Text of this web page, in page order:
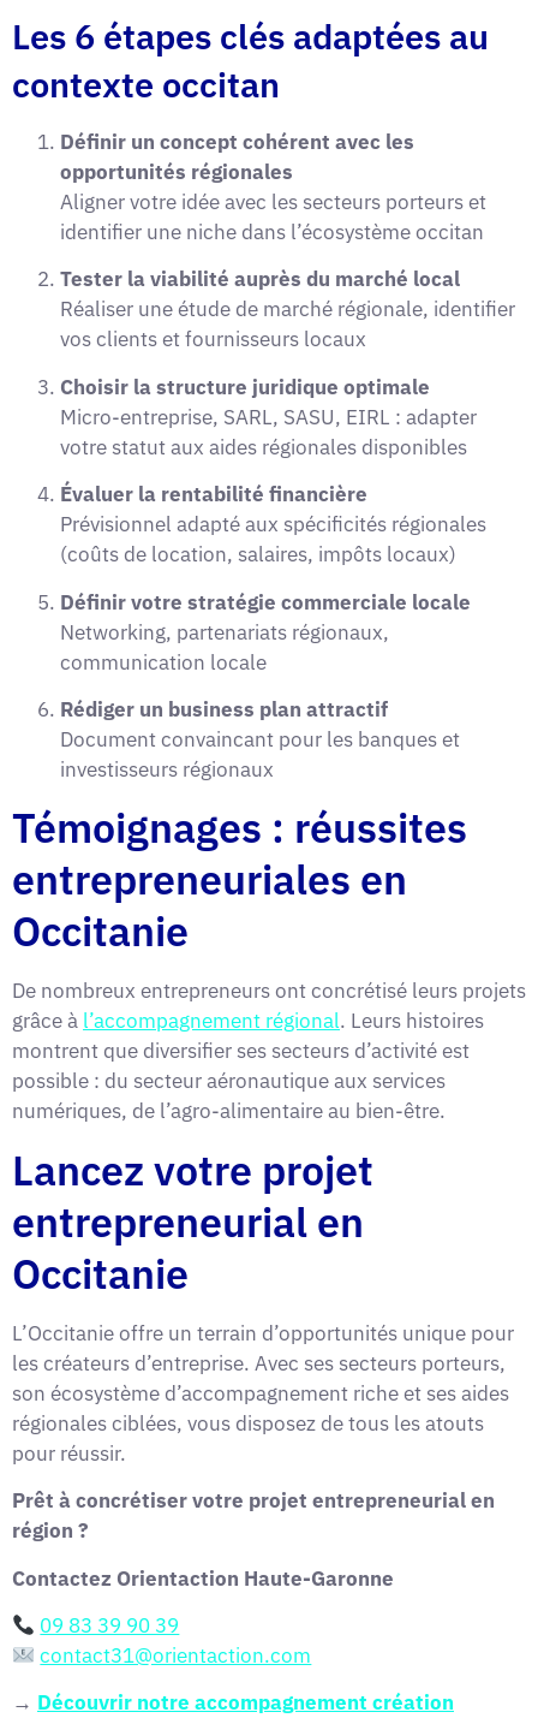
Les 6 étapes clés adaptées au
contexte occitan
Définir un concept cohérent avec les
opportunités régionales
Aligner votre idée avec les secteurs porteurs et
identifier une niche dans l’écosystème occitan
Tester la viabilité auprès du marché local
Réaliser une étude de marché régionale, identifier
vos clients et fournisseurs locaux
Choisir la structure juridique optimale
Micro-entreprise, SARL, SASU, EIRL : adapter
votre statut aux aides régionales disponibles
Évaluer la rentabilité financière
Prévisionnel adapté aux spécificités régionales
(coûts de location, salaires, impôts locaux)
Définir votre stratégie commerciale locale
Networking, partenariats régionaux,
communication locale
Rédiger un business plan attractif
Document convaincant pour les banques et
investisseurs régionaux
Témoignages : réussites
entrepreneuriales en
Occitanie
De nombreux entrepreneurs ont concrétisé leurs projets
grâce à l’accompagnement régional. Leurs histoires
montrent que diversifier ses secteurs d’activité est
possible : du secteur aéronautique aux services
numériques, de l’agro-alimentaire au bien-être.
Lancez votre projet
entrepreneurial en
Occitanie
L’Occitanie offre un terrain d’opportunités unique pour
les créateurs d’entreprise. Avec ses secteurs porteurs,
son écosystème d’accompagnement riche et ses aides
régionales ciblées, vous disposez de tous les atouts
pour réussir.
Prêt à concrétiser votre projet entrepreneurial en
région ?
Contactez Orientaction Haute-Garonne
09 83 39 90 39
contact31@orientaction.com
→ Découvrir notre accompagnement création